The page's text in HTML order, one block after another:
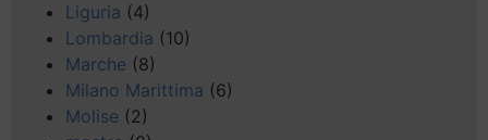
Liguria (4)
Lombardia (10)
Marche (8)
Milano Marittima (6)
Molise (2)